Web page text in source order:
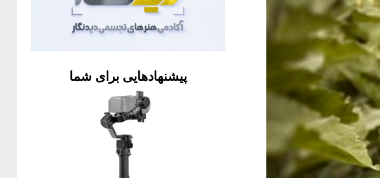
پیشنهادهایی برای شما